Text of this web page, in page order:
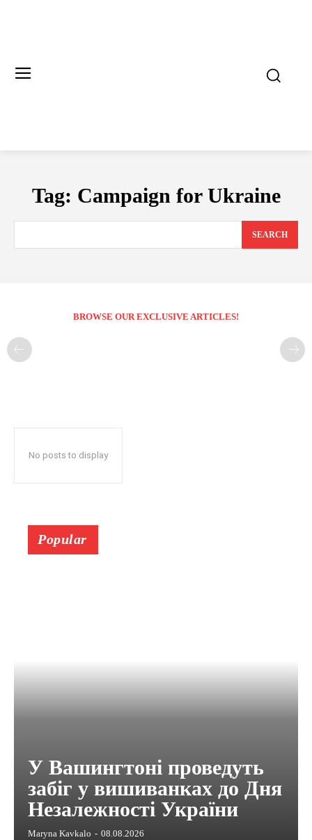
Tag: Campaign for Ukraine
SEARCH
BROWSE OUR EXCLUSIVE ARTICLES!
No posts to display
Popular
У Вашингтоні проведуть
забіг у вишиванках до Дня
Незалежності України
Maryna Kavkalo - 08.08.2026